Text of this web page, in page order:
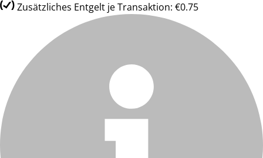
Zusätzliches Entgelt je Transaktion: €0.75